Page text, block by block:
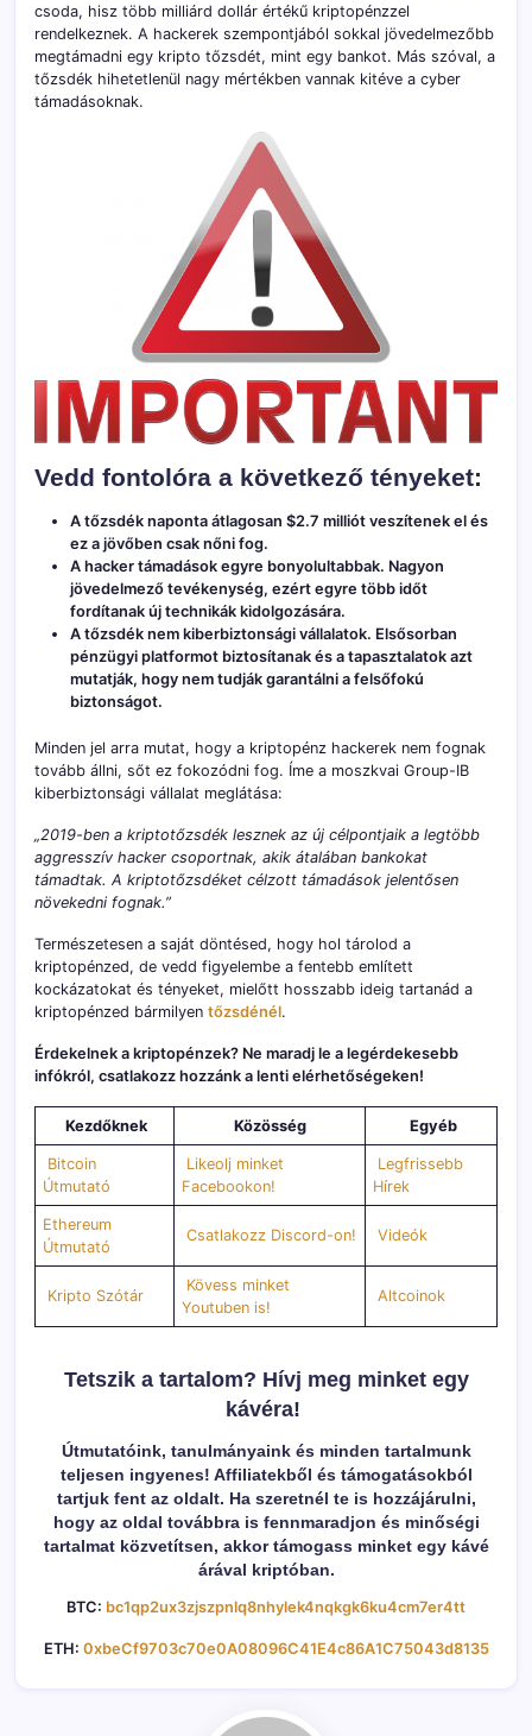
csoda, hisz több milliárd dollár értékű kriptopénzzel
rendelkeznek. A hackerek szempontjából sokkal jövedelmezőbb
megtámadni egy kripto tőzsdét, mint egy bankot. Más szóval, a
tőzsdék hihetetlenül nagy mértékben vannak kitéve a cyber
támadásoknak.
Vedd fontolóra a következő tényeket:
A tőzsdék naponta átlagosan $2.7 milliót veszítenek el és
ez a jövőben csak nőni fog.
A hacker támadások egyre bonyolultabbak. Nagyon
jövedelmező tevékenység, ezért egyre több időt
fordítanak új technikák kidolgozására.
A tőzsdék nem kiberbiztonsági vállalatok. Elsősorban
pénzügyi platformot biztosítanak és a tapasztalatok azt
mutatják, hogy nem tudják garantálni a felsőfokú
biztonságot.
Minden jel arra mutat, hogy a kriptopénz hackerek nem fognak
tovább állni, sőt ez fokozódni fog. Íme a moszkvai Group-IB
kiberbiztonsági vállalat meglátása:
„2019-ben a kriptotőzsdék lesznek az új célpontjaik a legtöbb
aggresszív hacker csoportnak, akik átalában bankokat
támadtak. A kriptotőzsdéket célzott támadások jelentősen
növekedni fognak.”
Természetesen a saját döntésed, hogy hol tárolod a
kriptopénzed, de vedd figyelembe a fentebb említett
kockázatokat és tényeket, mielőtt hosszabb ideig tartanád a
kriptopénzed bármilyen tőzsdénél.
Érdekelnek a kriptopénzek? Ne maradj le a legérdekesebb
infókról, csatlakozz hozzánk a lenti elérhetőségeken!
Kezdőknek Közösség Egyéb
Bitcoin
Útmutató
Likeolj minket
Facebookon!
Legfrissebb
Hírek
Ethereum
Útmutató
Csatlakozz Discord-on! Videók
Kripto Szótár
Kövess minket
Youtuben is!
Altcoinok
Tetszik a tartalom? Hívj meg minket egy
kávéra!
Útmutatóink, tanulmányaink és minden tartalmunk
teljesen ingyenes! Affiliatekből és támogatásokból
tartjuk fent az oldalt. Ha szeretnél te is hozzájárulni,
hogy az oldal továbbra is fennmaradjon és minőségi
tartalmat közvetítsen, akkor támogass minket egy kávé
árával kriptóban.
BTC: bc1qp2ux3zjszpnlq8nhylek4nqkgk6ku4cm7er4tt
ETH: 0xbeCf9703c70e0A08096C41E4c86A1C75043d8135